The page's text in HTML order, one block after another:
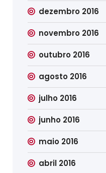
dezembro 2016
novembro 2016
outubro 2016
agosto 2016
julho 2016
junho 2016
maio 2016
abril 2016